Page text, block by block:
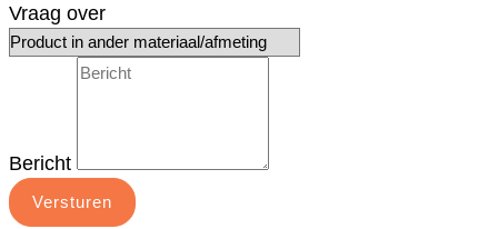
Vraag over
Bericht
Versturen